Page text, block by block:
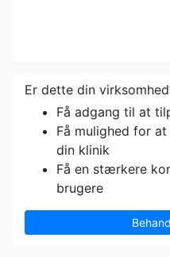
Er dette din
Få adgang til at
Få mulighed for
din klinik
Få en stærkere
brugere